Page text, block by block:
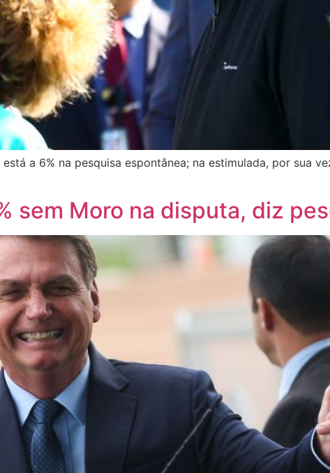
a 6% na pesquisa espontânea; na estimulada, por sua
sem Moro na disputa, diz